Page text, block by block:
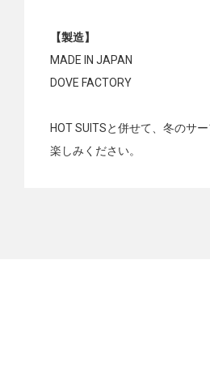
【製造】
MADE IN JAPAN
DOVE FACTORY
HOT SUITSと併せて、冬のサ
楽しみください。